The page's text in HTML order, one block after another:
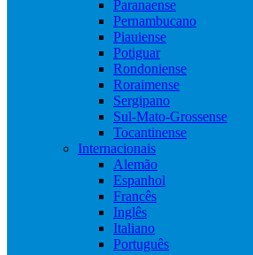
Paranaense
Pernambucano
Piauiense
Potiguar
Rondoniense
Roraimense
Sergipano
Sul-Mato-Grossense
Tocantinense
Internacionais
Alemão
Espanhol
Francês
Inglês
Italiano
Português